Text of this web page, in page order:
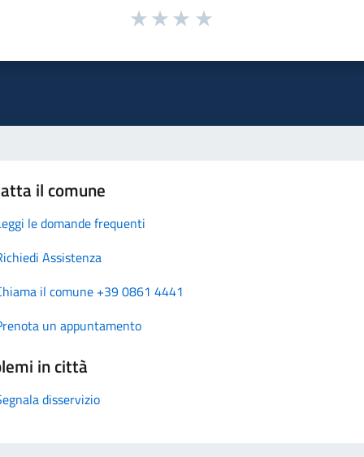
il comune
le domande frequenti
Assistenza
il comune +39 0861 4441
un appuntamento
in città
disservizio